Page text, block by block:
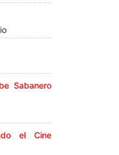
Sabanero
el Cine